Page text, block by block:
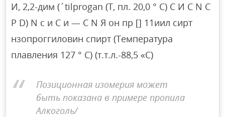
И, 2,2-дим (´tilprogan (Т, пл. 20,0 ° С) C И C N C
P D) N c и C и — C N Я он пр [] 11иил сирт
нзопроггиловин спирт (Температура
плавления 127 ° С) (т.т.л.-88,5 «С)
Позиционная изомерия может
быть показана в примере пропила
Алкоголь/